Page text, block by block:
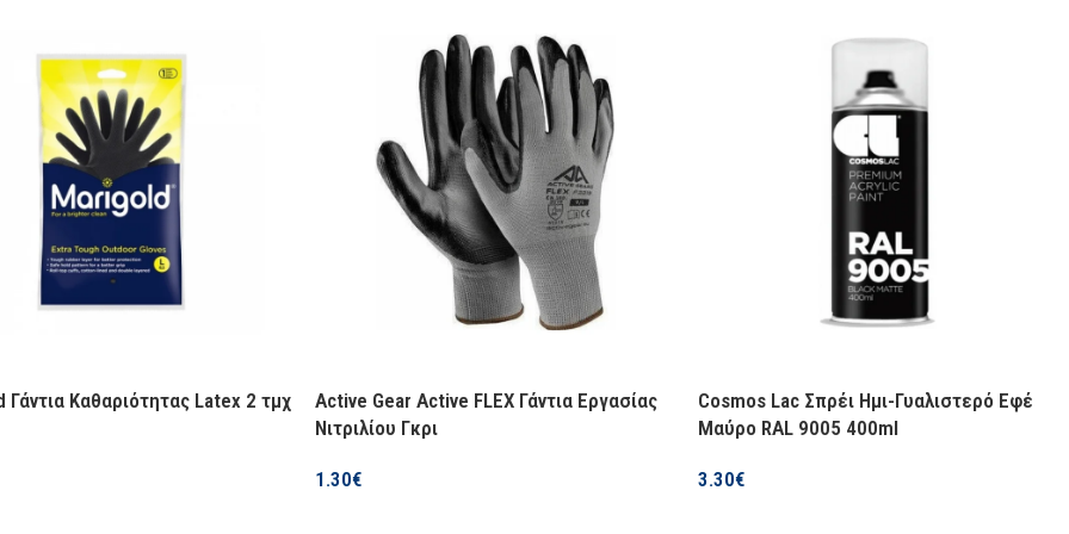
Επαφές,Μέταλλο
ΧΑΡΑΚΤΗΡΙΣΤΙΚΆ
ΚΑΤΑΣΚΕΥΑΣΤΉΣ WD-40 Σε απόθεμα
Γάντια Καθαριότητας Latex 2 τμχ
Active Gear Active FLEX Γάντια Εργασίας
Νιτριλίου Γκρι
1.30€
Cosmos Lac Σπρέι Ημι-Γυαλιστερό Εφέ
Μαύρο RAL 9005 400ml
3.30€